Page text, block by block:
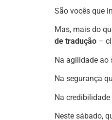
São vocês que
Mas, mais do
de tradução –
Na agilidade ao
Na segurança
Na
Neste sábado,